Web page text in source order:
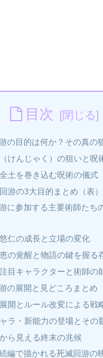
目次
の目的は何か？その真の
けんじゃく）の狙いと呪
土を巻き込む呪術の儀式
游の3大目的まとめ（表）
に参加する主要術師たち
仁の成長と立場の変化
の覚醒と物語の鍵を握る
目キャラクターと術師の
の展開と見どころまとめ
開とルール改変による戦
ラ・新能力の登場とその
ら見える終末の兆候
編で描かれる死滅回游の